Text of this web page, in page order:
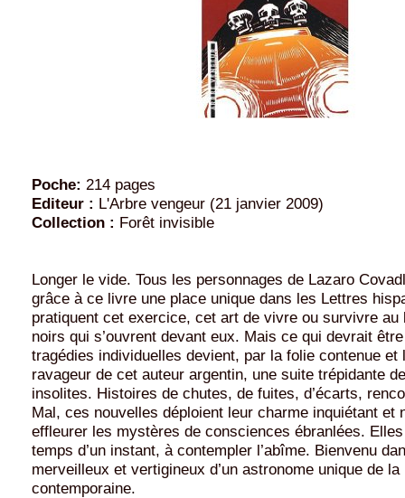
Poche: 214 pages
Editeur : L'Arbre vengeur (21 janvier 2009)
Collection : Forêt invisible
Longer le vide. Tous les personnages de Lazaro
grâce à ce livre une place unique dans les Lettres
pratiquent cet exercice, cet art de vivre ou survivre au
noirs qui s’ouvrent devant eux. Mais ce qui devrait
tragédies individuelles devient, par la folie contenue et
ravageur de cet auteur argentin, une suite trépidante
insolites. Histoires de chutes, de fuites, d’écarts,
Mal, ces nouvelles déploient leur charme inquiétant et
effleurer les mystères de consciences ébranlées.
temps d’un instant, à contempler l’abîme. Bienvenu
merveilleux et vertigineux d’un astronome unique de
contemporaine.